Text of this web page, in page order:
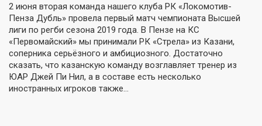
2 июня вторая команда нашего клуба РК «Локомотив-
Пенза Дубль» провела первый матч чемпионата Высшей
лиги по регби сезона 2019 года. В Пензе на КС
«Первомайский» мы принимали РК «Стрела» из Казани,
соперника серьёзного и амбициозного. Достаточно
сказать, что казанскую команду возглавляет тренер из
ЮАР Джей Пи Нил, а в составе есть несколько
иностранных игроков также…